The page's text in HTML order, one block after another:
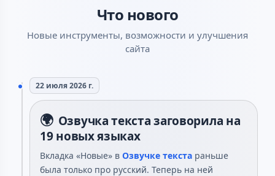
Что нового
Новые инструменты, возможности и улучшения
сайта
22 июля 2026 г.
🌍 Озвучка текста заговорила на
19 новых языках
Вкладка «Новые» в Озвучке текста раньше
была только про русский. Теперь на ней